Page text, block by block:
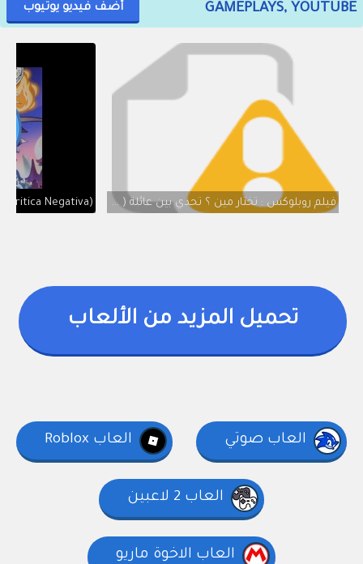
GAMEPLAYS, YOUTUBE أضف فيديو يوتيوب
فيلم روبلوكس : تختار مين ؟ تحدي بين عائلة ( كوكاكولا ضد عائلة بيبسي ) احداث نارية 😱 🔥
تحميل المزيد من الألعاب
العاب صوتي العاب Roblox
العاب 2 لاعبين
العاب الاخوة ماريو